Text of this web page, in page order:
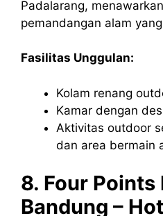
Padalarang,
pemandangan alam
Fasilitas Unggulan:
Kolam renang
Kamar dengan
Aktivitas outdoor
dan area bermain
8. Four
Bandung –